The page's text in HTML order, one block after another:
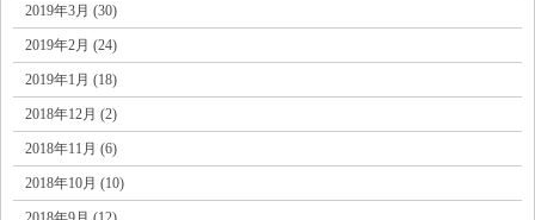
2019年3月 (30)
2019年2月 (24)
2019年1月 (18)
2018年12月 (2)
2018年11月 (6)
2018年10月 (10)